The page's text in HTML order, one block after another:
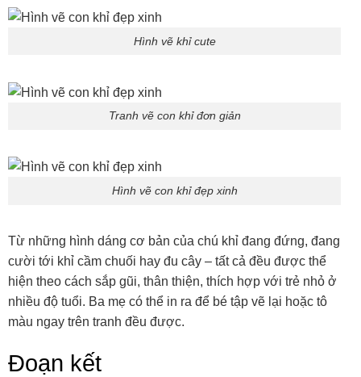
Hình vẽ khỉ cute
Tranh vẽ con khỉ đơn giản
Hình vẽ con khỉ đẹp xinh
Từ những hình dáng cơ bản của chú khỉ đang đứng, đang
cười tới khỉ cầm chuối hay đu cây – tất cả đều được thể
hiện theo cách sắp gũi, thân thiện, thích hợp với trẻ nhỏ ở
nhiều độ tuổi. Ba mẹ có thể in ra để bé tập vẽ lại hoặc tô
màu ngay trên tranh đều được.
Đoạn kết